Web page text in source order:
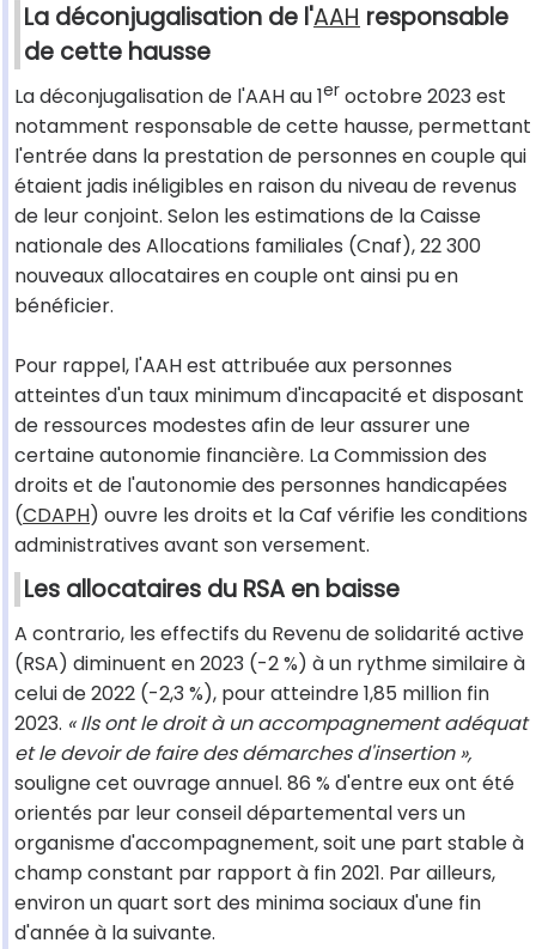
La déconjugalisation de l'AAH responsable
de cette hausse
La déconjugalisation de l'AAH au 1er octobre 2023 est
notamment responsable de cette hausse, permettant
l'entrée dans la prestation de personnes en couple qui
étaient jadis inéligibles en raison du niveau de revenus
de leur conjoint. Selon les estimations de la Caisse
nationale des Allocations familiales (Cnaf), 22 300
nouveaux allocataires en couple ont ainsi pu en
bénéficier.
Pour rappel, l'AAH est attribuée aux personnes
atteintes d'un taux minimum d'incapacité et disposant
de ressources modestes afin de leur assurer une
certaine autonomie financière. La Commission des
droits et de l'autonomie des personnes handicapées
(CDAPH) ouvre les droits et la Caf vérifie les conditions
administratives avant son versement.
Les allocataires du RSA en baisse
A contrario, les effectifs du Revenu de solidarité active
(RSA) diminuent en 2023 (-2 %) à un rythme similaire à
celui de 2022 (-2,3 %), pour atteindre 1,85 million fin
2023. « Ils ont le droit à un accompagnement adéquat
et le devoir de faire des démarches d'insertion »,
souligne cet ouvrage annuel. 86 % d'entre eux ont été
orientés par leur conseil départemental vers un
organisme d'accompagnement, soit une part stable à
champ constant par rapport à fin 2021. Par ailleurs,
environ un quart sort des minima sociaux d'une fin
d'année à la suivante.